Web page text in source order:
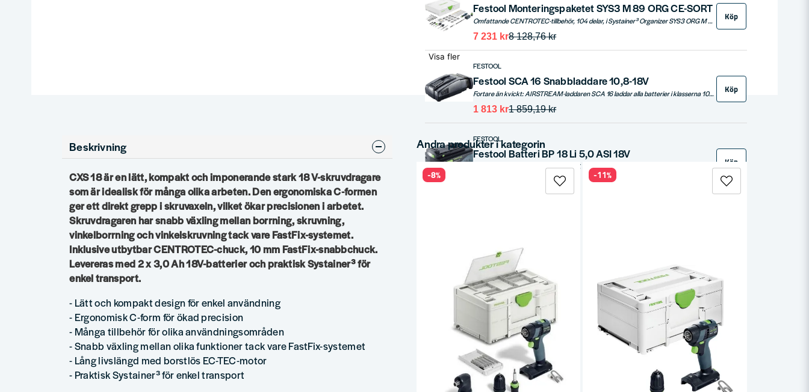
Festool Monteringspaketet SYS3 M 89 ORG CE-SORT
Omfattande CENTROTEC-tillbehör, 104 delar, i Systainer³ Organizer SYS3 ORG M 89
8 128,76 kr
7 231 kr
Köp
FESTOOL
Festool SCA 16 Snabbladdare 10,8-18V
Fortare än kvickt: AIRSTREAM-laddaren SCA 16 laddar alla batterier i klasserna 10,8 V, 14,4 V och 18 V. Men den visar sin verkliga styrka tillsammans med 8,0 Ah Li-HighPower-batteriet efter tunga arbeten där batteriet har värmts upp kraftigt.
1 859,19 kr
1 813 kr
Köp
FESTOOL
Festool Batteri BP 18 Li 5,0 ASI 18V
Festool BP 18 ASI är ett kraftfullt 18V, 5.0 Ah universalbatteri med Bluetooth®-teknik, perfekt för alla Festool 18V-verktyg. Snabb laddning, lång drifttid och praktiska funktioner som automatisk dammsugarstart och detaljerad batteristatus via Festool Work-app.
2 033,86 kr
Köp
Visa fler
Beskrivning
CXS 18 är en lätt, kompakt och imponerande stark 18 V-skruvdragare
som är idealisk för många olika arbeten. Den ergonomiska C-formen
ger ett direkt grepp i skruvaxeln, vilket ökar precisionen i arbetet.
Skruvdragaren har snabb växling mellan borrning, skruvning,
vinkelborrning och vinkelskruvning tack vare FastFix-systemet.
Inklusive utbytbar CENTROTEC-chuck, 10 mm FastFix-snabbchuck.
Levereras med 2 x 3,0 Ah 18V-batterier och praktisk Systainer³ för
enkel transport.
- Lätt och kompakt design för enkel användning
- Ergonomisk C-form för ökad precision
- Många tillbehör för olika användningsområden
- Snabb växling mellan olika funktioner tack vare FastFix-systemet
- Lång livslängd med borstlös EC-TEC-motor
- Praktisk Systainer³ för enkel transport
Andra produkter i kategorin
-8% -11%